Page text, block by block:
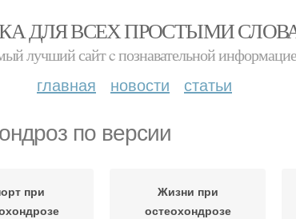
ДЛЯ ВСЕХ ПРОСТЫМИ
лучший сайт c познавательной
главная новости статьи
по версии
при
Жизни при
остеохондрозе